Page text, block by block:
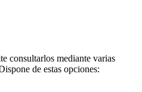
consultarlos mediante varias
de estas opciones: